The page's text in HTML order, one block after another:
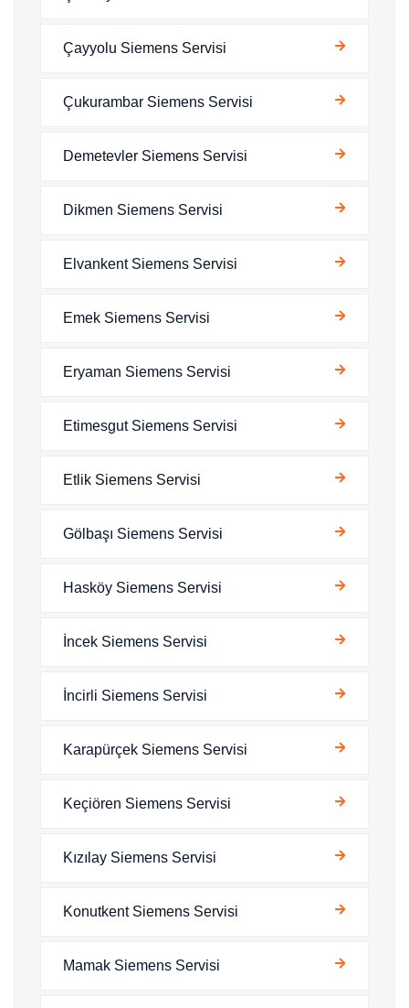
Çayyolu Siemens Servisi
Çukurambar Siemens Servisi
Demetevler Siemens Servisi
Dikmen Siemens Servisi
Elvankent Siemens Servisi
Emek Siemens Servisi
Eryaman Siemens Servisi
Etimesgut Siemens Servisi
Etlik Siemens Servisi
Gölbaşı Siemens Servisi
Hasköy Siemens Servisi
İncek Siemens Servisi
İncirli Siemens Servisi
Karapürçek Siemens Servisi
Keçiören Siemens Servisi
Kızılay Siemens Servisi
Konutkent Siemens Servisi
Mamak Siemens Servisi